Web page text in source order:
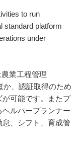
to run
standard platform
under
業工程管理
か、認証取得のため
可能です。またプ
ルパープランナー
、シフト、育成管